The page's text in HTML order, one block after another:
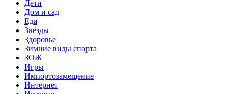
Дети
Дом и сад
Еда
Звёзды
Здоровье
Зимние виды спорта
ЗОЖ
Игры
Импортозамещение
Интернет